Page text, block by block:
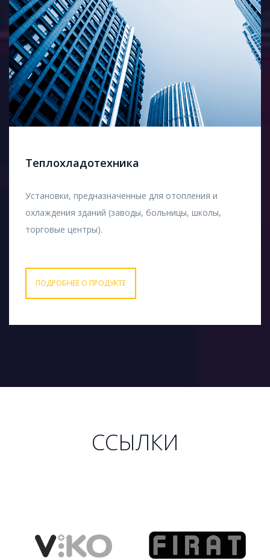
Теплохладотехника
Установки, предназначенные для отопления и
охлаждения зданий (заводы, больницы, школы,
торговые центры).
ПОДРОБНЕЕ О ПРОДУКТЕ
ССЫЛКИ